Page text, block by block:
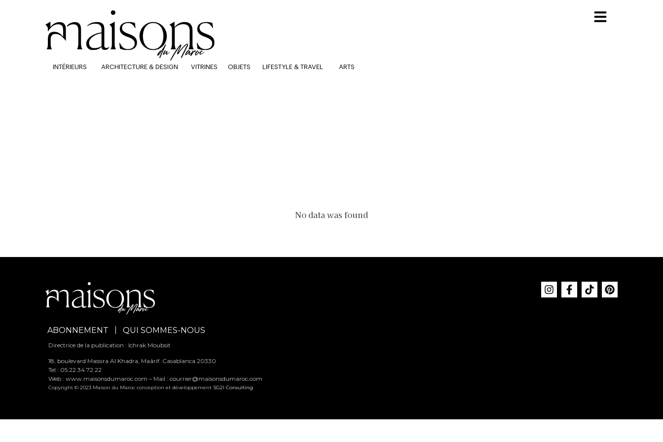
INTÉRIEURS ARCHITECTURE & DESIGN VITRINES OBJETS LIFESTYLE & TRAVEL ARTS
No data was found
ABONNEMENT QUI SOMMES-NOUS
Directrice de la publication : Ichrak Moubsit
18, boulevard Massira Al Khadra, Maârif. Casablanca 20330
Tel : 05.22.34.72.22
Web : www.maisonsdumaroc.com – Mail : courrier@maisonsdumaroc.com
Copyright © 2023 Maison du Maroc conception et développement SG2I Consulting